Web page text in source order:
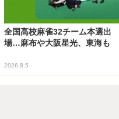
全国高校麻雀32チーム本選出
場…麻布や大阪星光、東海も
2026.8.5